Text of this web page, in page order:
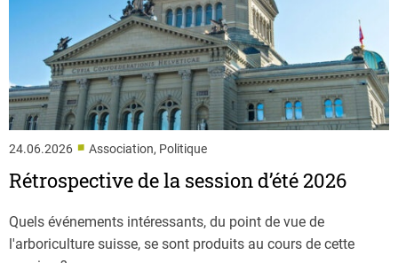
24.06.2026 ■ Association, Politique
Rétrospective de la session d’été 2026
Quels événements intéressants, du point de vue de
l'arboriculture suisse, se sont produits au cours de cette